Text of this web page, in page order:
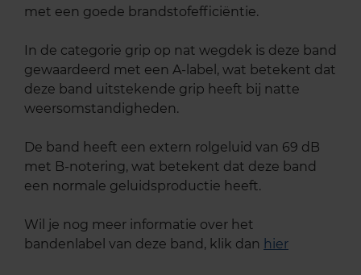
met een goede brandstofefficiëntie.
In de categorie grip op nat wegdek is deze band
gewaardeerd met een A-label, wat betekent dat
deze band uitstekende grip heeft bij natte
weersomstandigheden.
De band heeft een extern rolgeluid van 69 dB
met B-notering, wat betekent dat deze band
een normale geluidsproductie heeft.
Wil je nog meer informatie over het
bandenlabel van deze band, klik dan hier